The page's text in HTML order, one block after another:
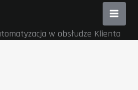
w obsłudze Klienta